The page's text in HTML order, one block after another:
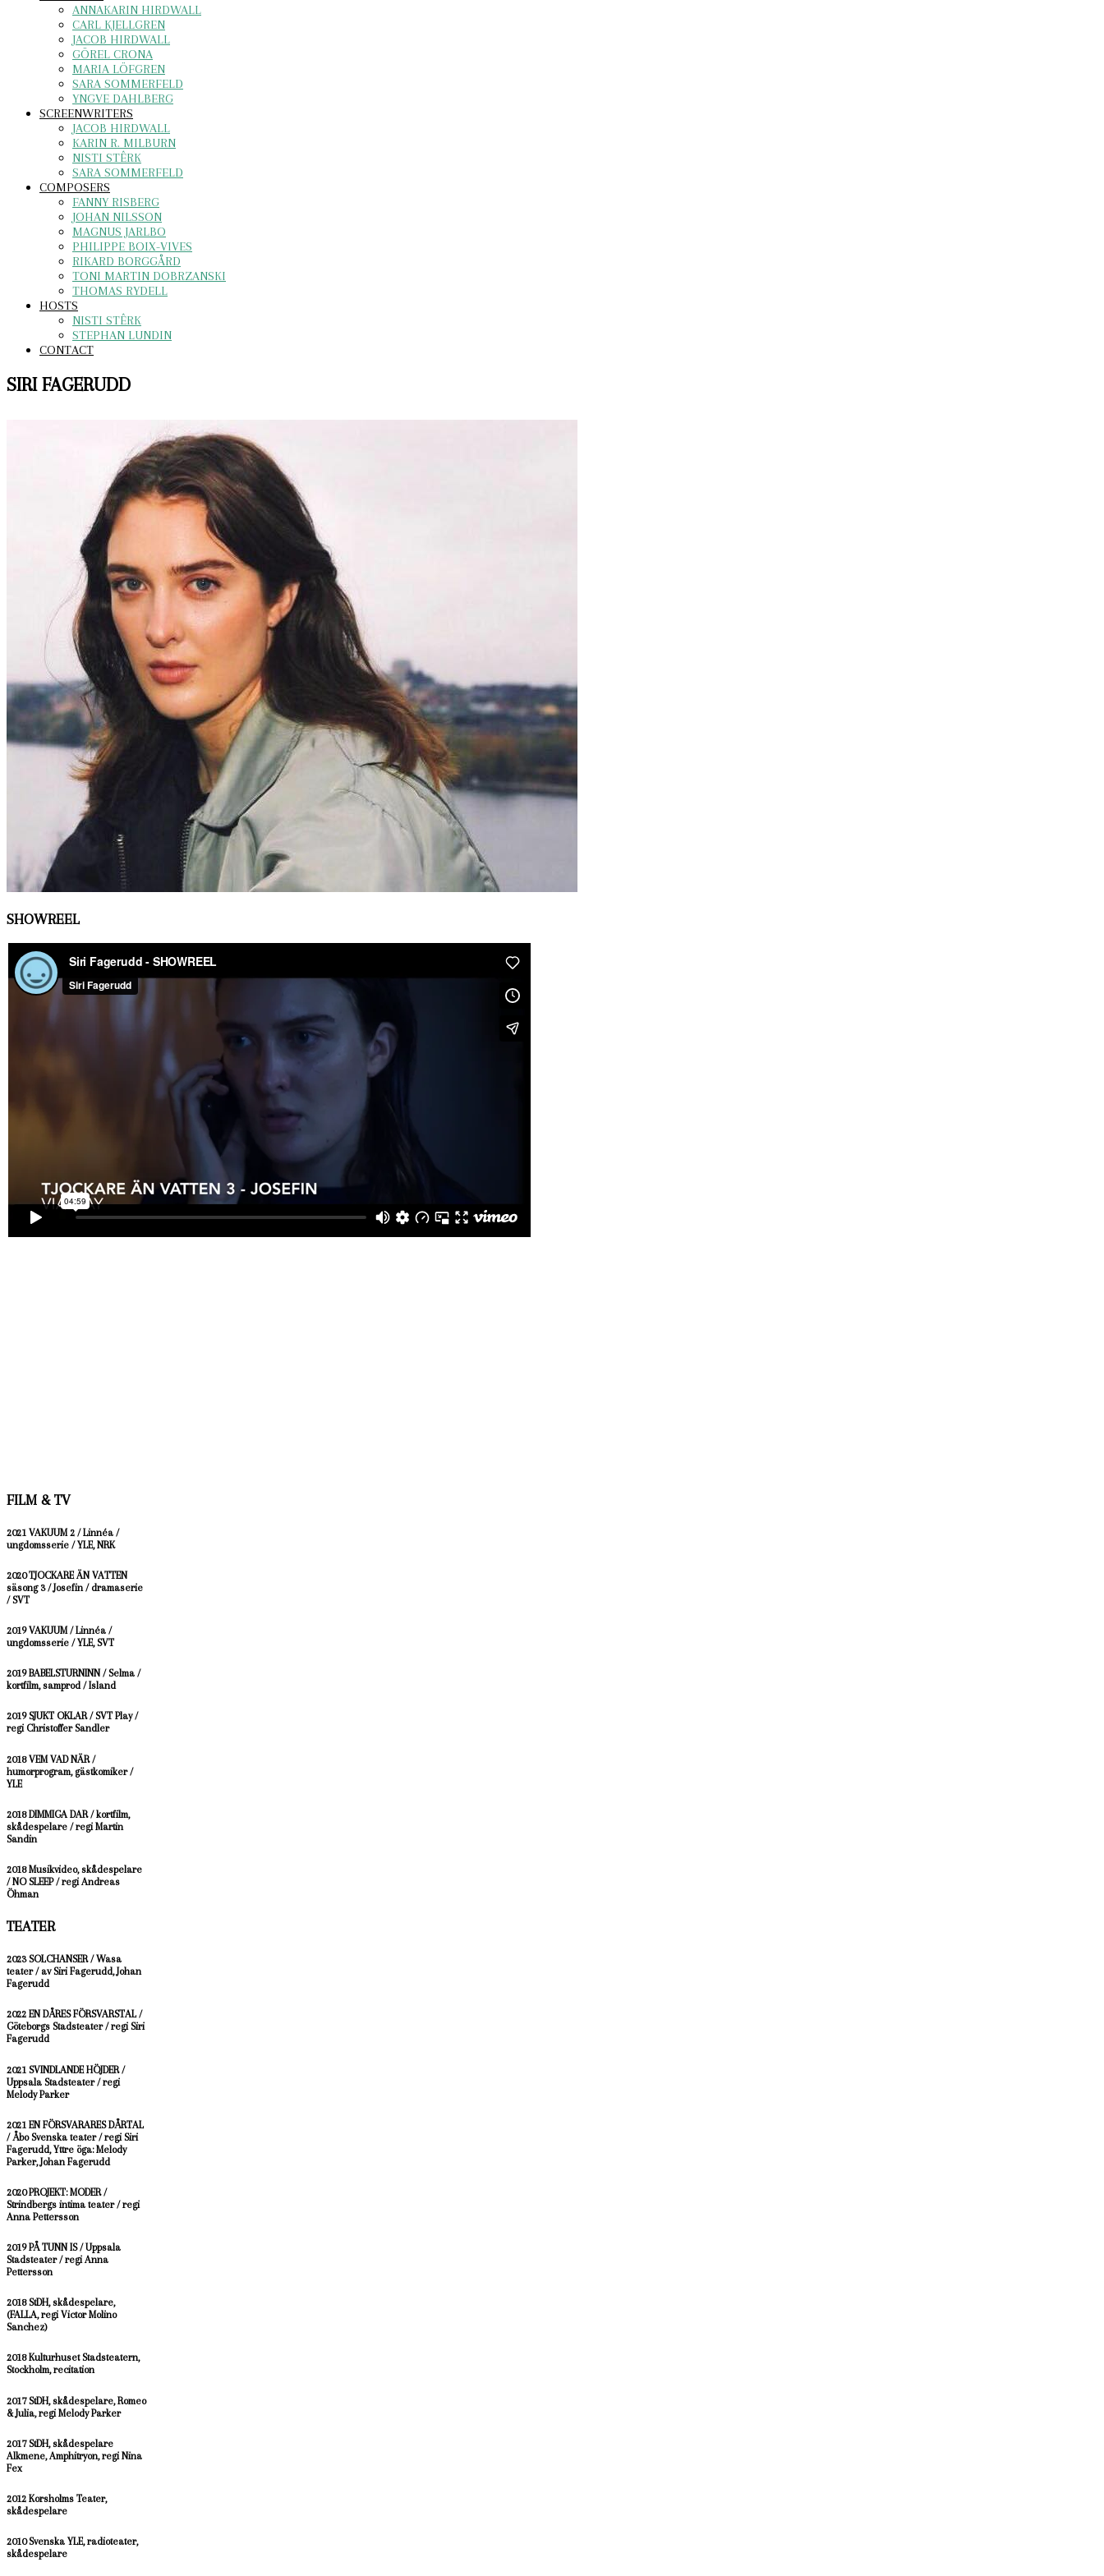
ANNAKARIN HIRDWALL
CARL KJELLGREN
JACOB HIRDWALL
GÖREL CRONA
MARIA LÖFGREN
SARA SOMMERFELD
YNGVE DAHLBERG
SCREENWRITERS
JACOB HIRDWALL
KARIN R. MILBURN
NISTI STÊRK
SARA SOMMERFELD
COMPOSERS
FANNY RISBERG
JOHAN NILSSON
MAGNUS JARLBO
PHILIPPE BOIX-VIVES
RIKARD BORGGÅRD
TONI MARTIN DOBRZANSKI
THOMAS RYDELL
HOSTS
NISTI STÊRK
STEPHAN LUNDIN
CONTACT
SIRI FAGERUDD
SHOWREEL
FILM & TV
2021 VAKUUM 2 / Linnéa /
ungdomsserie / YLE, NRK
2020 TJOCKARE ÄN VATTEN
säsong 3 / Josefin / dramaserie
/ SVT
2019 VAKUUM / Linnéa /
ungdomsserie / YLE, SVT
2019 BABELSTURNINN / Selma /
kortfilm, samprod / Island
2019 SJUKT OKLAR / SVT Play /
regi Christoffer Sandler
2018 VEM VAD NÄR /
humorprogram, gästkomiker /
YLE
2018 DIMMIGA DAR / kortfilm,
skådespelare / regi Martin
Sandin
2018 Musikvideo, skådespelare
/ NO SLEEP / regi Andreas
Öhman
TEATER
2023 SOLCHANSER / Wasa
teater / av Siri Fagerudd, Johan
Fagerudd
2022 EN DÅRES FÖRSVARSTAL /
Göteborgs Stadsteater / regi Siri
Fagerudd
2021 SVINDLANDE HÖJDER /
Uppsala Stadsteater / regi
Melody Parker
2021 EN FÖRSVARARES DÅRTAL
/ Åbo Svenska teater / regi Siri
Fagerudd, Yttre öga: Melody
Parker, Johan Fagerudd
2020 PROJEKT: MODER /
Strindbergs intima teater / regi
Anna Pettersson
2019 PÅ TUNN IS / Uppsala
Stadsteater / regi Anna
Pettersson
2018 StDH, skådespelare,
(FALLA, regi Victor Molino
Sanchez)
2018 Kulturhuset Stadsteatern,
Stockholm, recitation
2017 StDH, skådespelare, Romeo
& Julia, regi Melody Parker
2017 StDH, skådespelare
Alkmene, Amphitryon, regi Nina
Fex
2012 Korsholms Teater,
skådespelare
2010 Svenska YLE, radioteater,
skådespelare